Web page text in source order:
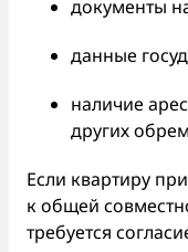
документы
данные
наличие
других
Если квартиру
к общей
требуется